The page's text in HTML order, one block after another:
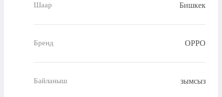
Шаар Бишкек
Бренд OPPO
Байланыш зымсыз